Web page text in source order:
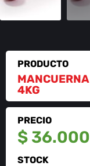
PRODUCTO
4KG
PRECIO
$
STOCK